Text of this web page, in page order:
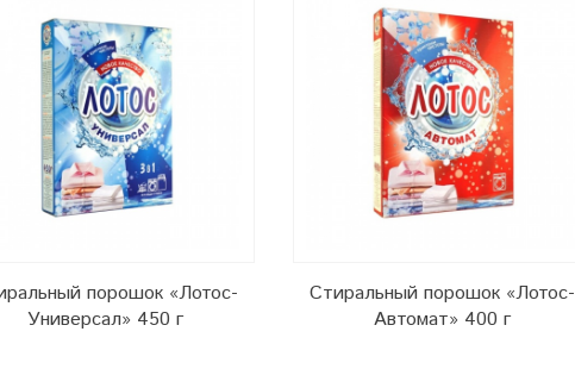
порошок «Лотос-
Универсал» 450 г
Стиральный порошок «Лотос-
Автомат» 400 г